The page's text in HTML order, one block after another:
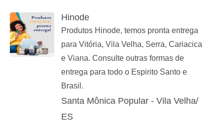
Hinode
Produtos Hinode, temos pronta entrega
para Vitória, Vila Velha, Serra, Cariacica
e Viana. Consulte outras formas de
entrega para todo o Espirito Santo e
Brasil.
Santa Mônica Popular - Vila Velha/
ES